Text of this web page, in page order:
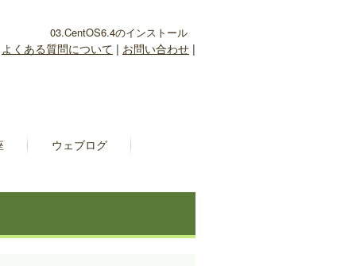
03.CentOS6.4のインストール
よくある質問について | お問い合わせ |
ウェブログ